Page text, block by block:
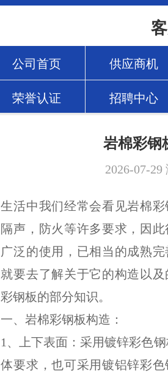
公司首页 供应商机
荣誉认证 招聘中心
岩棉彩钢
2026-07-29
生活中我们经常会看见岩棉
隔声，防火等许多要求，因
广泛的使用，已相当的成熟
就要去了解关于它的构造以
彩钢板的部分知识。
一、岩棉彩钢板构造：
1、上下表面：采用镀锌彩色
体要求，也可采用镀铝锌彩